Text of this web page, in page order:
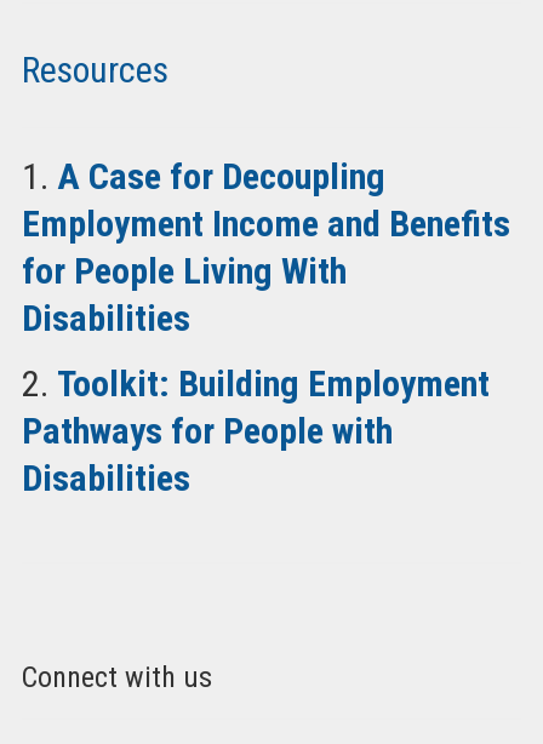
Connect with us
Resources
1. A Case for Decoupling
Employment Income and Benefits
for People Living With
Disabilities
2. Toolkit: Building Employment
Pathways for People with
Disabilities